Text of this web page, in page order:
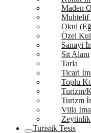
Maden
Muhtelif
Okul
Özel
Sanayi
Sit Alanı
Tarla
Ticari
Toplu
Turizm/
Turizm
Villa
Zeytinlik
Turistik Tesis